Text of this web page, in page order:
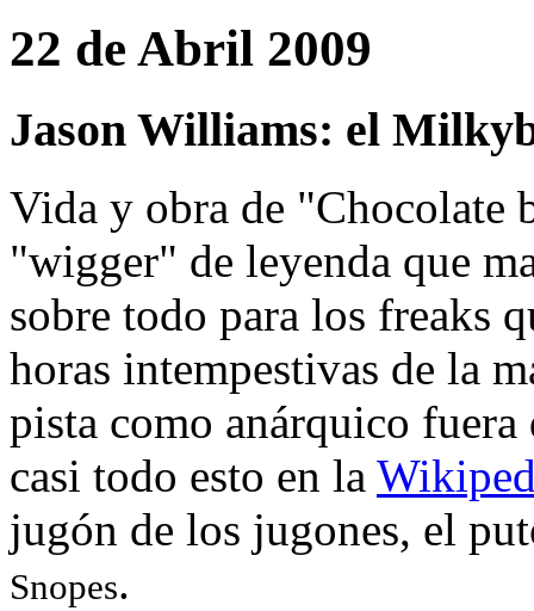
22 de Abril 2009
Jason Williams: el
Vida y obra de "Chocolate
"wigger" de leyenda que
sobre todo para los freaks
horas intempestivas de la
pista como anárquico
casi todo esto en la
jugón de los jugones, el
Snopes.